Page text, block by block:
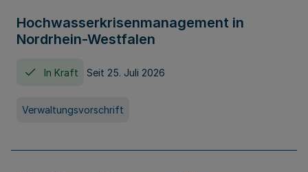
Hochwasserkrisenmanagement in
Nordrhein-Westfalen
In Kraft Seit 25. Juli 2026
Verwaltungsvorschrift